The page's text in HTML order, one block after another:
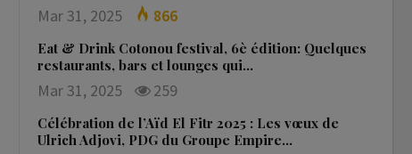
Mar 31, 2025 866
Eat & Drink Cotonou festival, 6è édition: Quelques
restaurants, bars et lounges qui…
Mar 31, 2025 259
Célébration de l’Aïd El Fitr 2025 : Les vœux de
Ulrich Adjovi, PDG du Groupe Empire…